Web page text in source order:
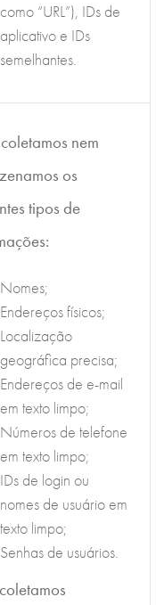
como “URL”), IDs de
aplicativo e IDs
semelhantes.
coletamos nem
os
tipos de
Nomes;
Endereços físicos;
Localização
geográfica precisa;
Endereços de e-mail
em texto limpo;
Números de telefone
em texto limpo;
IDs de login ou
nomes de usuário em
texto limpo;
Senhas de usuários.